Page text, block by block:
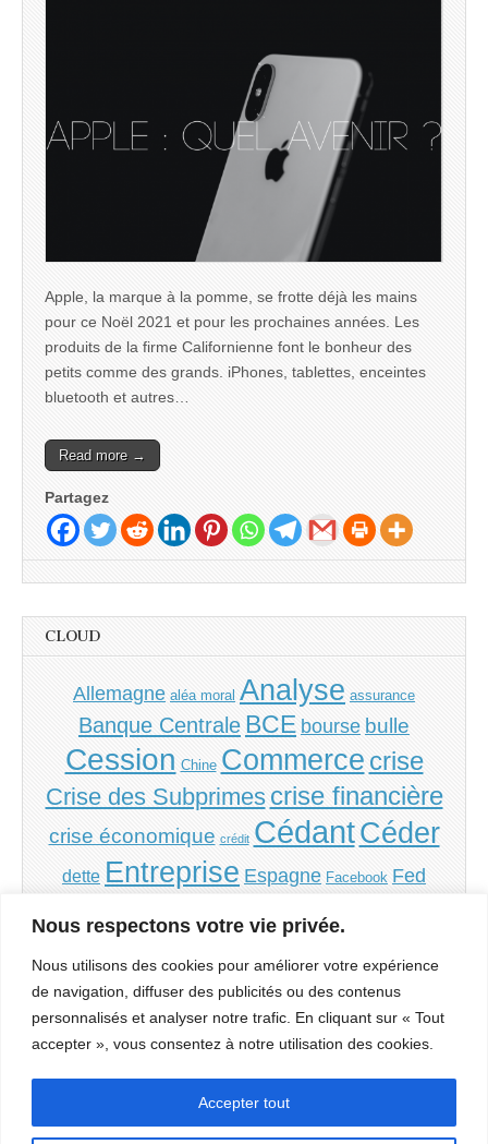
Nous respectons votre vie privée.
Nous utilisons des cookies pour améliorer votre expérience
de navigation, diffuser des publicités ou des contenus
personnalisés et analyser notre trafic. En cliquant sur « Tout
accepter », vous consentez à notre utilisation des cookies.
Accepter tout
Apple, la marque à la pomme, se frotte déjà les mains
pour ce Noël 2021 et pour les prochaines années. Les
produits de la firme Californienne font le bonheur des
petits comme des grands. iPhones, tablettes, enceintes
bluetooth et autres…
Read more →
Partagez
CLOUD
Allemagne aléa moral Analyse assurance
Banque Centrale BCE bourse bulle
Cession Chine Commerce crise
Crise des Subprimes crise financière
crise économique crédit CédantCéder
dette Entreprise Espagne Facebook Fed
PMEPMI
ReprendreRepreneur
RepriseSociété spéculation
Évaluation